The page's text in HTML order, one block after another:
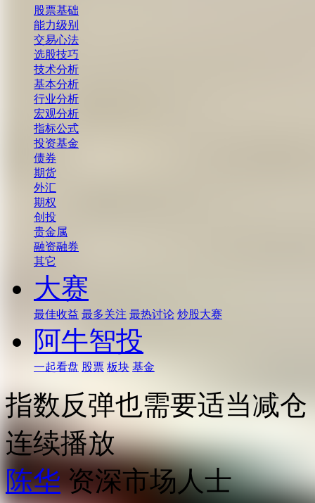
股票基础
能力级别
交易心法
选股技巧
技术分析
基本分析
行业分析
宏观分析
指标公式
投资基金
债券
期货
外汇
期权
创投
贵金属
融资融券
其它
大赛
最佳收益 最多关注 最热讨论 炒股大赛
阿牛智投
一起看盘 股票 板块 基金
指数反弹也需要适当减仓
连续播放
陈华 资深市场人士